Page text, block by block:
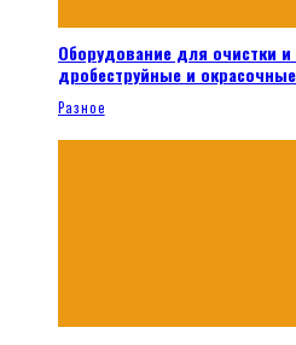
Оборудование для очистки и
дробеструйные и
Разное